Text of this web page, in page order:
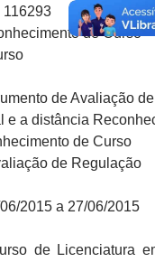
de Curso
de Avaliação
e a distância
de Curso
de Regulação
2015 a 27/06/2015
de Licenciatura